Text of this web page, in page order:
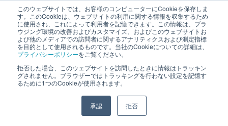
このウェブサイトでは、お客様のコンピューターにCookieを保存しま
す。このCookieは、ウェブサイトの利用に関する情報を収集するため
に使用され、これによって利用者を記憶できます。この情報は、ブラ
ウジング環境の改善およびカスタマイズ、およびこのウェブサイトお
よび他のメディアでの訪問者に関するアナリティクスおよび測定指標
を目的として使用されるものです。当社のCookieについての詳細は、
プライバシーポリシーをご覧ください。
拒否した場合、このウェブサイトを訪問したときに情報はトラッキン
グされません。ブラウザーではトラッキングを行わない設定を記憶す
るために1つのCookieが使用されます。
承認 拒否
JP｜EN